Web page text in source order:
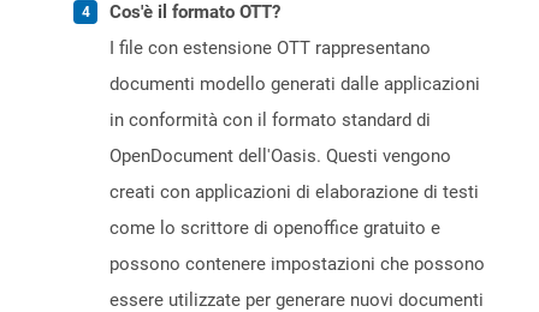
Cos'è il formato OTT?
I file con estensione OTT rappresentano
documenti modello generati dalle applicazioni
in conformità con il formato standard di
OpenDocument dell'Oasis. Questi vengono
creati con applicazioni di elaborazione di testi
come lo scrittore di openoffice gratuito e
possono contenere impostazioni che possono
essere utilizzate per generare nuovi documenti